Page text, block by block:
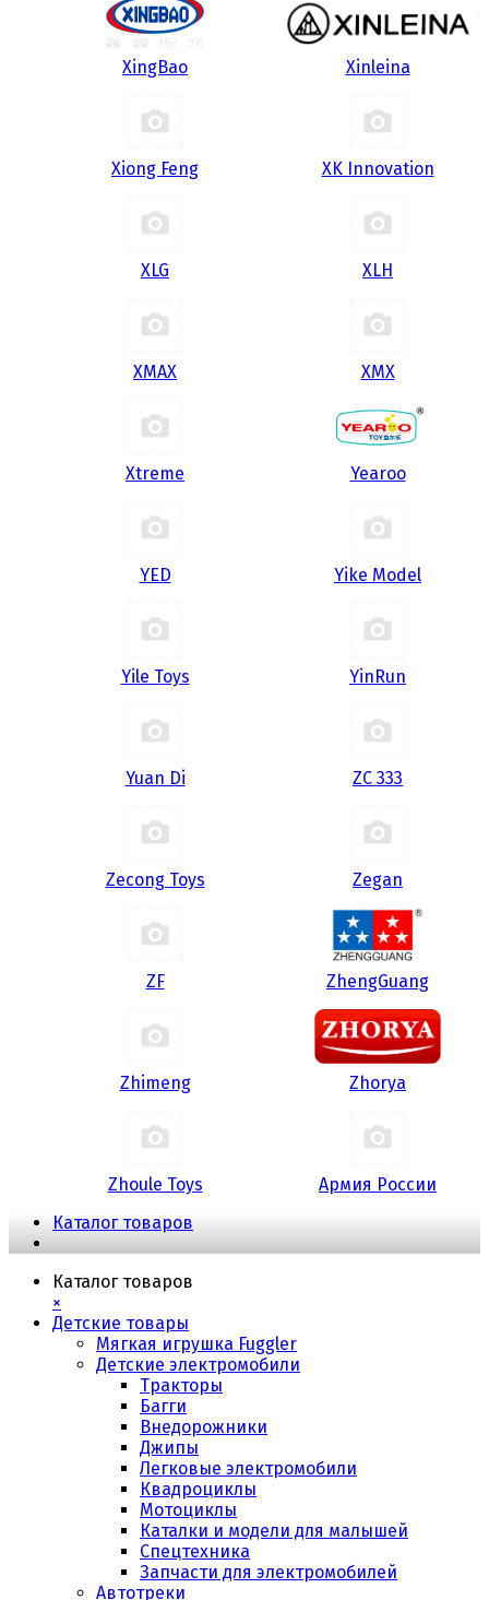
XingBao Xinleina
Xiong Feng XK Innovation
XLG XLH
XMAX XMX
Xtreme Yearoo
YED Yike Model
Yile Toys YinRun
Yuan Di ZC 333
Zecong Toys Zegan
ZF ZhengGuang
Zhimeng Zhorya
Zhoule Toys
Армия России
Каталог товаров
Каталог товаров
×
Детские товары
Мягкая игрушка Fuggler
Детские электромобили
Тракторы
Багги
Внедорожники
Джипы
Легковые электромобили
Квадроциклы
Мотоциклы
Каталки и модели для малышей
Спецтехника
Запчасти для электромобилей
Автотреки